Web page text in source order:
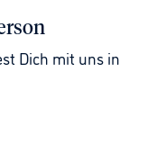
Dich mit uns in